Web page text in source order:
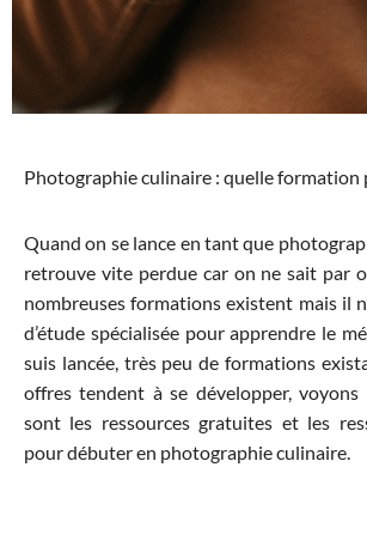
Photographie culinaire : quelle formation
Quand on se lance en tant que
retrouve vite perdue car on ne sait par
nombreuses formations existent mais il
d’étude spécialisée pour apprendre le
suis lancée, très peu de formations
offres tendent à se développer, voyons
sont les ressources gratuites et les
pour débuter en photographie culinaire.